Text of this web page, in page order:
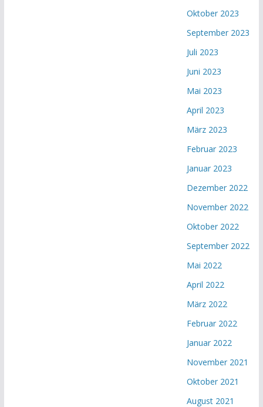
Oktober 2023
September 2023
Juli 2023
Juni 2023
Mai 2023
April 2023
März 2023
Februar 2023
Januar 2023
Dezember 2022
November 2022
Oktober 2022
September 2022
Mai 2022
April 2022
März 2022
Februar 2022
Januar 2022
November 2021
Oktober 2021
August 2021